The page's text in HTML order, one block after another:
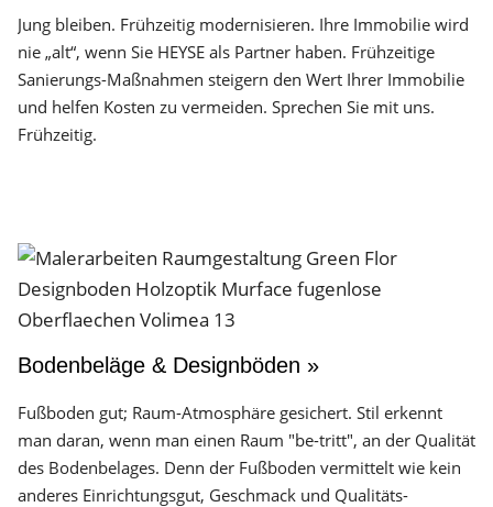
Jung bleiben. Frühzeitig modernisieren. Ihre Immobilie wird
nie „alt“, wenn Sie HEYSE als Partner haben. Frühzeitige
Sanierungs-Maßnahmen steigern den Wert Ihrer Immobilie
und helfen Kosten zu vermeiden. Sprechen Sie mit uns.
Frühzeitig.
Bodenbeläge & Designböden »
Fußboden gut; Raum-Atmosphäre gesichert. Stil erkennt
man daran, wenn man einen Raum "be-tritt", an der Qualität
des Boden­belages. Denn der Fuß­boden vermittelt wie kein
anderes Einrichtungs­gut, Geschmack und Qualitäts­